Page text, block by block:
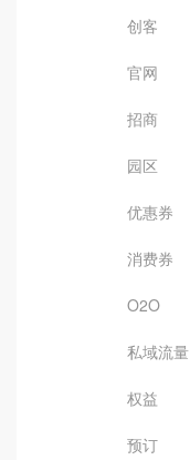
创客
官网
招商
园区
优惠券
消费券
O2O
私域流量
权益
预订